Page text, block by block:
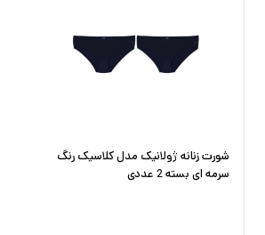
شورت زنانه ژولانیک مدل کلاسیک رنگ
سرمه ای بسته 2 عددی